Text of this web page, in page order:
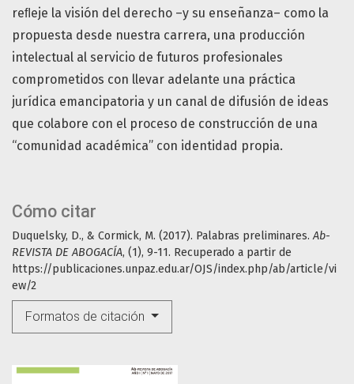
Cómo citar
Duquelsky, D., & Cormick, M. (2017). Palabras preliminares.Ab-
REVISTA DE ABOGACÍA, (1), 9-11. Recuperado a partir de
https://publicaciones.unpaz.edu.ar/OJS/index.php/ab/article/vi
ew/2
Formatos de citación
reﬂeje la visión del derecho –y su enseñanza– como la
propuesta desde nuestra carrera, una producción
intelectual al servicio de futuros profesionales
comprometidos con llevar adelante una práctica
jurídica emancipatoria y un canal de difusión de ideas
que colabore con el proceso de construcción de una
“comunidad académica” con identidad propia.